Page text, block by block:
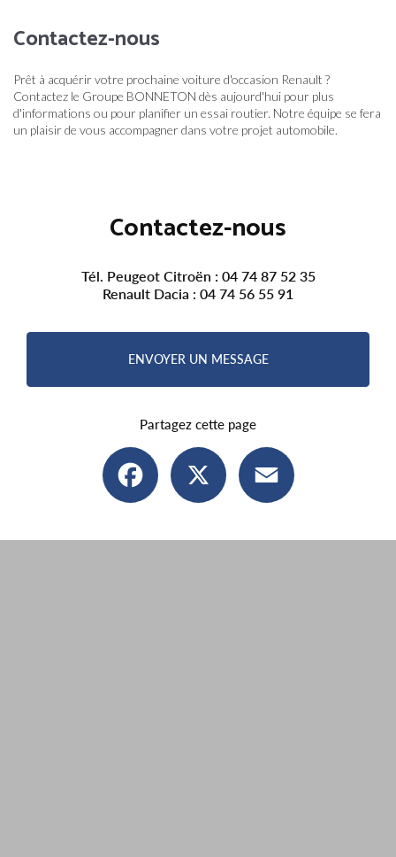
Contactez-nous
Prêt à acquérir votre prochaine voiture d'occasion Renault ?
Contactez le Groupe BONNETON dès aujourd'hui pour plus
d'informations ou pour planifier un essai routier. Notre équipe se fera
un plaisir de vous accompagner dans votre projet automobile.
Contactez-nous
Tél. Peugeot Citroën : 04 74 87 52 35
Renault Dacia : 04 74 56 55 91
ENVOYER UN MESSAGE
Partagez cette page
Facebook